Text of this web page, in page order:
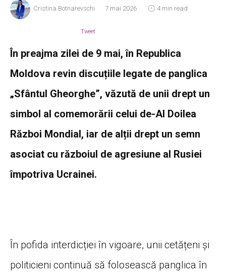
Cristina Botnarevschi 7 mai 2026 4 min read
Tweet
În preajma zilei de 9 mai, în Republica
Moldova revin discuțiile legate de panglica
„Sfântul Gheorghe”, văzută de unii drept un
simbol al comemorării celui de-Al Doilea
Război Mondial, iar de alții drept un semn
asociat cu războiul de agresiune al Rusiei
împotriva Ucrainei.
În pofida interdicției în vigoare, unii cetățeni și
politicieni continuă să folosească panglica în